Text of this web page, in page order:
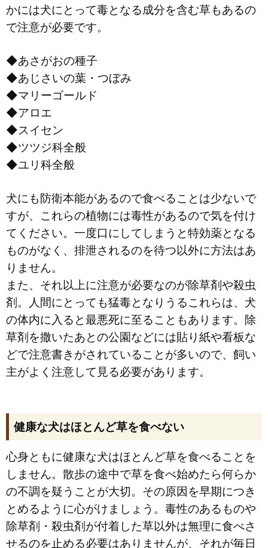
かには犬にとって毒となる成分を含む草もあるの
で注意が必要です。
◆あさがおの種子
◆あじさいの葉・つぼみ
◆マリーゴールド
◆アロエ
◆スイセン
◆ツツジ科全般
◆ユリ科全般
犬にも防衛本能があるので食べることは少ないで
すが、これらの植物には毒性があるので気を付け
てください。一度口にしてしまうと特効薬となる
ものがなく、排泄されるのを待つ以外に方法はあ
りません。
また、それ以上に注意が必要なのが除草剤や殺虫
剤。人間にとっても猛毒となりうるこれらは、犬
の体内に入ると最悪死に至ることもあります。除
草剤を撒いたあとの公園などには貼り紙や看板な
どで注意書きがされていることが多いので、飼い
主がよく注意して見る必要があります。
健康な犬はほとんど草を食べない
心身ともに健康な犬はほとんど草を食べることを
しません。散歩の途中で草を食べ始めたら何らか
の不調を疑うことが大切。その原因を早期につき
とめるように心がけましょう。毒性のあるものや
除草剤・殺虫剤が付着した草以外は無理に食べさ
せるのを止める必要はありませんが、それが毎日